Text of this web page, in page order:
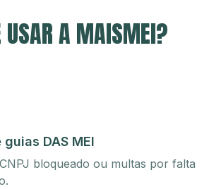
USAR A MAISMEI?
DAS MEI
bloqueado ou multas por falta